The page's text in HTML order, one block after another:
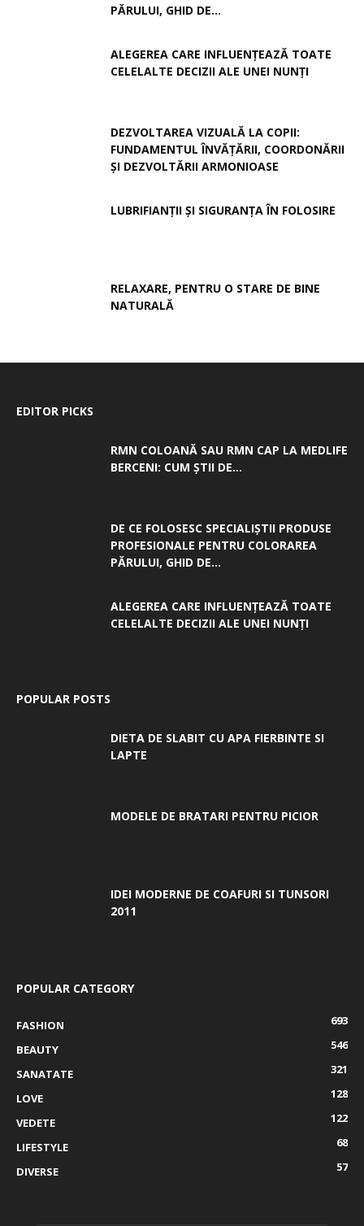
PĂRULUI, GHID DE...
ALEGEREA CARE INFLUENȚEAZĂ TOATE
CELELALTE DECIZII ALE UNEI NUNȚI
DEZVOLTAREA VIZUALĂ LA COPII:
FUNDAMENTUL ÎNVĂȚĂRII, COORDONĂRII
ȘI DEZVOLTĂRII ARMONIOASE
LUBRIFIANȚII ȘI SIGURANȚA ÎN FOLOSIRE
RELAXARE, PENTRU O STARE DE BINE
NATURALĂ
EDITOR PICKS
RMN COLOANĂ SAU RMN CAP LA MEDLIFE
BERCENI: CUM ȘTII DE...
DE CE FOLOSESC SPECIALIȘTII PRODUSE
PROFESIONALE PENTRU COLORAREA
PĂRULUI, GHID DE...
ALEGEREA CARE INFLUENȚEAZĂ TOATE
CELELALTE DECIZII ALE UNEI NUNȚI
POPULAR POSTS
DIETA DE SLABIT CU APA FIERBINTE SI
LAPTE
MODELE DE BRATARI PENTRU PICIOR
IDEI MODERNE DE COAFURI SI TUNSORI
2011
POPULAR CATEGORY
FASHION
693
BEAUTY
546
SANATATE
321
LOVE
128
VEDETE
122
LIFESTYLE
68
DIVERSE
57